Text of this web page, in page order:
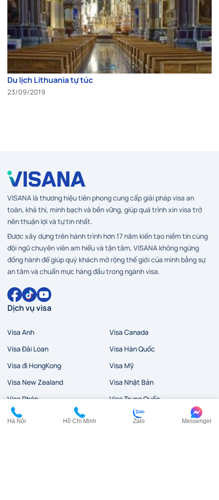
Du lịch Lithuania tự túc
23/09/2019
VISANA là thương hiệu tiên phong cung cấp giải pháp visa an
toàn, khả thi, minh bạch và bền vững, giúp quá trình xin visa trở
nên thuận lợi và tự tin nhất.
Được xây dựng trên hành trình hơn 17 năm kiến tạo niềm tin cùng
đội ngũ chuyên viên am hiểu và tận tâm, VISANA không ngừng
đồng hành để giúp quý khách mở rộng thế giới của mình bằng sự
an tâm và chuẩn mực hàng đầu trong ngành visa.
Dịch vụ visa
Visa Anh
Visa Canada
Visa Đài Loan
Visa Hàn Quốc
Visa đi HongKong
Visa Mỹ
Visa New Zealand
Visa Nhật Bản
Visa Pháp
Visa Trung Quốc
Visa Úc
Liên hệ
Hà Nội Hồ Chí Minh Zalo Messenger